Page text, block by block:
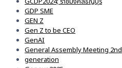
GDP SME
GEN Z
Gen Z to be CEO
GenAI
General Assembly Meeting 2nd
generation